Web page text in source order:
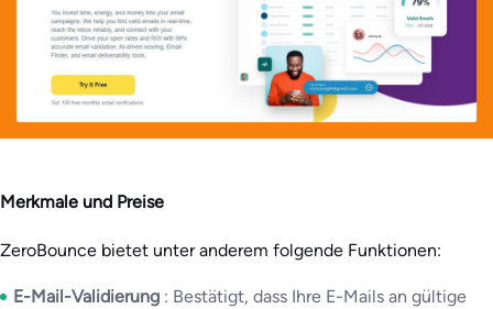
Merkmale und Preise
ZeroBounce bietet unter anderem folgende Funktionen:
E-Mail-Validierung : Bestätigt, dass Ihre E-Mails an gültige